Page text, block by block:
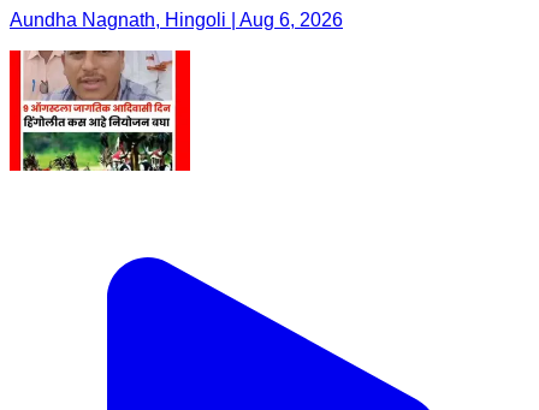
Aundha Nagnath, Hingoli | Aug 6, 2026